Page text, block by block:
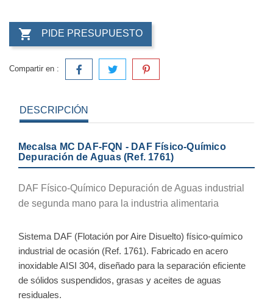
 PIDE PRESUPUESTO
Compartir en :
DESCRIPCIÓN
Mecalsa MC DAF-FQN - DAF Físico-Químico
Depuración de Aguas (Ref. 1761)
DAF Físico-Químico Depuración de Aguas industrial
de segunda mano para la industria alimentaria
Sistema DAF (Flotación por Aire Disuelto) físico-químico
industrial de ocasión (Ref. 1761). Fabricado en acero
inoxidable AISI 304, diseñado para la separación eficiente
de sólidos suspendidos, grasas y aceites de aguas
residuales.